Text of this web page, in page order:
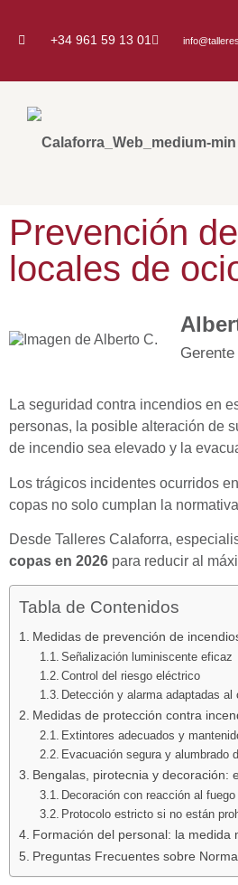
+34 961 59 13 01
Prevención
locales de
Gerente
La seguridad contra incendios en
personas, la posible alteración de
de incendio sea elevado y la
Los trágicos incidentes ocurridos
copas no solo cumplan la
Desde Talleres Calaforra,
copas en 2026 para reducir al
Tabla de Contenidos
Medidas de prevención de
Señalización luminiscente eficaz
Control del riesgo eléctrico
Detección y alarma adaptadas al
Medidas de protección contra
Extintores adecuados y
Evacuación segura y alumbrado
Bengalas, pirotecnia y decoración:
Decoración con reacción al
Protocolo estricto si no están
Formación del personal: la medida
Preguntas Frecuentes sobre